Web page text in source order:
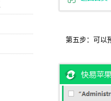
第五步：可以